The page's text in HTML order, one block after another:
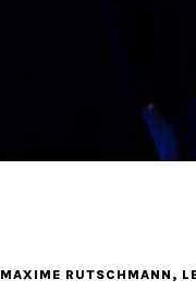
MAXIME RUTSCHMANN ,